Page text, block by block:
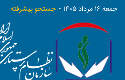
جمعه ١٦ مرداد ١٤٠٥ جستجو پیشرفته